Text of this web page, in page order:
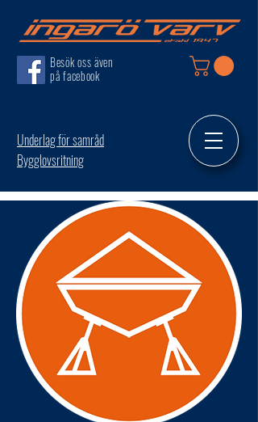
Besök oss även
på facebook
Underlag för samråd
Bygglovsritning